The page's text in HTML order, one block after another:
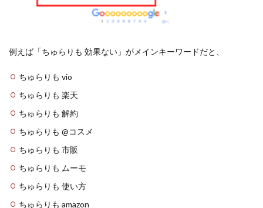
例えば「ちゅらりも 効果ない」がメインキーワードだと、
ちゅらりも vio
ちゅらりも 楽天
ちゅらりも 解約
ちゅらりも @コスメ
ちゅらりも 市販
ちゅらりも ムーモ
ちゅらりも 使い方
ちゅらりも amazon